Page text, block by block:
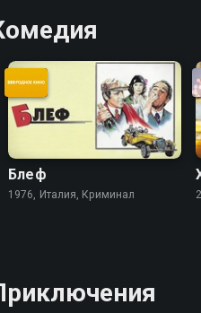
Блеф
1976, Италия, Криминал